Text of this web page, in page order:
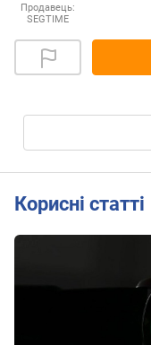
Продавець:
SEGTIME
Корисні статті